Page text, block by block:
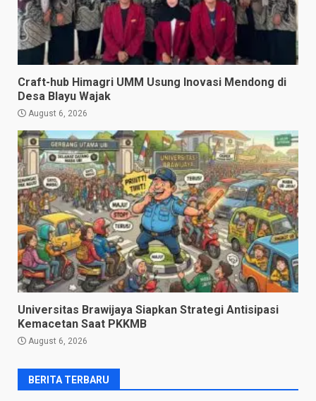
Craft-hub Himagri UMM Usung Inovasi Mendong di
Desa Blayu Wajak
August 6, 2026
Universitas Brawijaya Siapkan Strategi Antisipasi
Kemacetan Saat PKKMB
August 6, 2026
BERITA TERBARU